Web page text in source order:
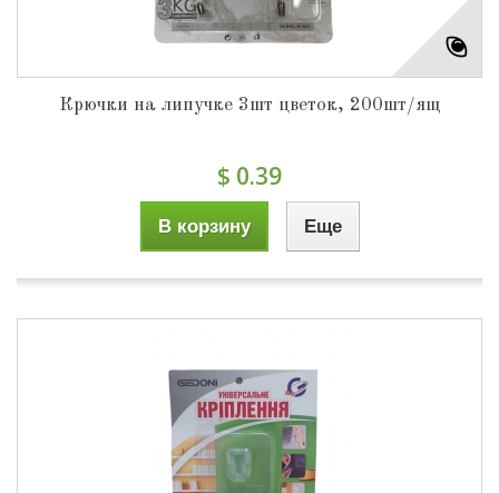
Крючки на липучке 3шт цветок, 200шт/ящ
$ 0.39
В корзину Еще